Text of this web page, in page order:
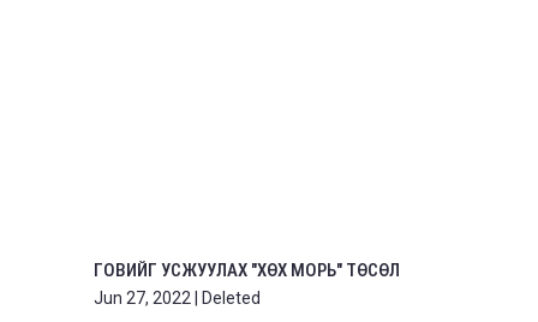
ГОВИЙГ УСЖУУЛАХ "ХӨХ МОРЬ" ТӨСӨЛ
Jun 27, 2022 Deleted